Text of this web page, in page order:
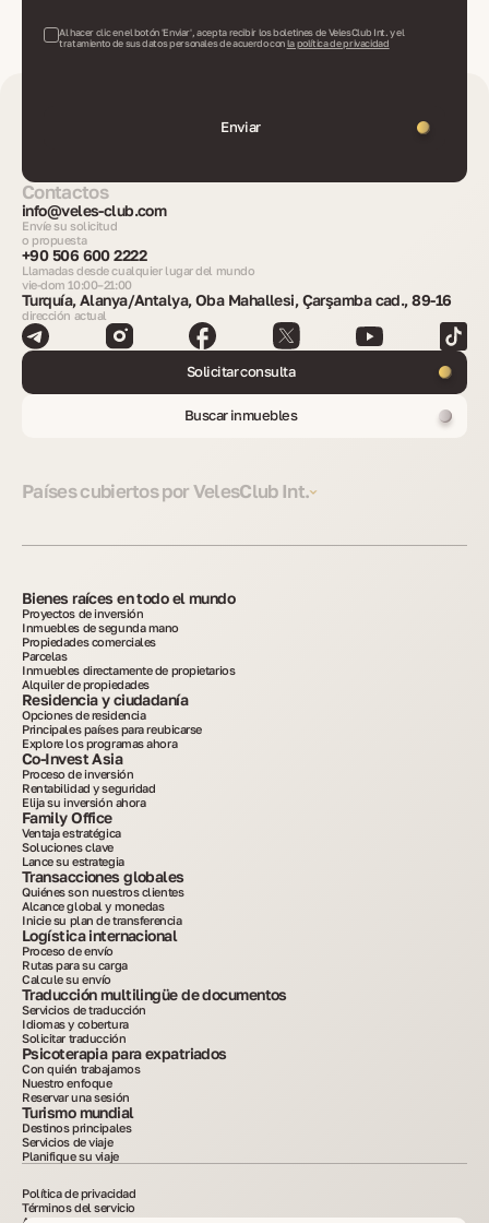
Al hacer clic en el botón 'Enviar', acepta recibir los boletines de VelesClub Int. y el
tratamiento de sus datos personales de acuerdo conla política de privacidad
Enviar
Contactos
info@veles-club.com
Envíe su solicitud
o propuesta
+90 506 600 2222
Llamadas desde cualquier lugar del mundo
vie-dom 10:00–21:00
Turquía, Alanya/Antalya, Oba Mahallesi, Çarşamba cad., 89-16
dirección actual
Solicitar consulta
Buscar inmuebles
Países cubiertos por VelesClub Int.
Bienes raíces en todo el mundo
Proyectos de inversión
Inmuebles de segunda mano
Propiedades comerciales
Parcelas
Inmuebles directamente de propietarios
Alquiler de propiedades
Residencia y ciudadanía
Opciones de residencia
Principales países para reubicarse
Explore los programas ahora
Co-Invest Asia
Proceso de inversión
Rentabilidad y seguridad
Elija su inversión ahora
Family Office
Ventaja estratégica
Soluciones clave
Lance su estrategia
Transacciones globales
Quiénes son nuestros clientes
Alcance global y monedas
Inicie su plan de transferencia
Logística internacional
Proceso de envío
Rutas para su carga
Calcule su envío
Traducción multilingüe de documentos
Servicios de traducción
Idiomas y cobertura
Solicitar traducción
Psicoterapia para expatriados
Con quién trabajamos
Nuestro enfoque
Reservar una sesión
Turismo mundial
Destinos principales
Servicios de viaje
Planifique su viaje
Política de privacidad
Términos del servicio